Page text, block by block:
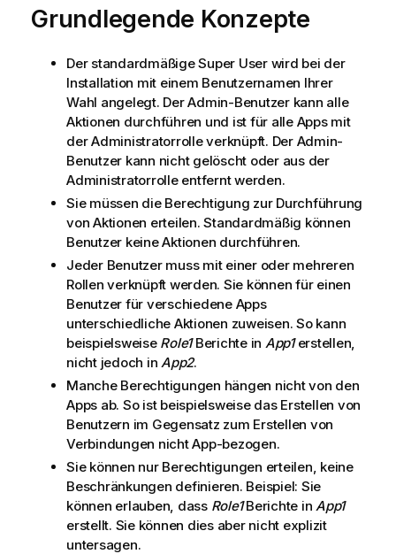
Grundlegende Konzepte
Der standardmäßige Super User wird bei der
Installation mit einem Benutzernamen Ihrer
Wahl angelegt. Der Admin-Benutzer kann alle
Aktionen durchführen und ist für alle Apps mit
der Administratorrolle verknüpft. Der Admin-
Benutzer kann nicht gelöscht oder aus der
Administratorrolle entfernt werden.
Sie müssen die Berechtigung zur Durchführung
von Aktionen erteilen. Standardmäßig können
Benutzer keine Aktionen durchführen.
Jeder Benutzer muss mit einer oder mehreren
Rollen verknüpft werden. Sie können für einen
Benutzer für verschiedene Apps
unterschiedliche Aktionen zuweisen. So kann
beispielsweise Role1Berichte in App1erstellen,
nicht jedoch in App2.
Manche Berechtigungen hängen nicht von den
Apps ab. So ist beispielsweise das Erstellen von
Benutzern im Gegensatz zum Erstellen von
Verbindungen nicht App-bezogen.
Sie können nur Berechtigungen erteilen, keine
Beschränkungen definieren. Beispiel: Sie
können erlauben, dass Role1Berichte in App1
erstellt. Sie können dies aber nicht explizit
untersagen.